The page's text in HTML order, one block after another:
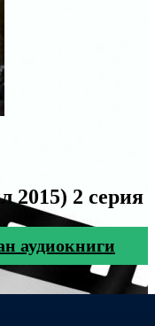
2015) 2 серия
аудиокниги